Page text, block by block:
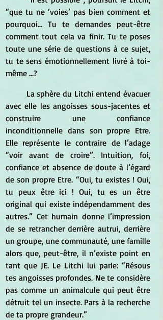
“que tu ne ‘voies’ pas bien comment et
pourquoi... Tu te demandes peut-être
comment tout cela va finir. Tu te poses
toute une série de questions à ce sujet,
tu te sens émotionnellement livré à toi-
même …?
avec elle les angoisses sous-jacentes et
construire une confiance
inconditionnelle dans son propre Etre.
Elle représente le contraire de l’adage
“voir avant de croire”. Intuition, foi,
confiance et absence de doute à l’égard
de son propre Etre. “Oui, tu existes ! Oui,
tu peux être ici ! Oui, tu es un être
original qui existe indépendamment des
autres.” Cet humain donne l’impression
de se retrancher derrière autrui, derrière
un groupe, une communauté, une famille
alors que, peut-être, il n’existe point en
tant que JE. Le Litchi lui parle: “Résous
tes angoisses profondes. Ne te considère
pas comme un animalcule qui peut être
détruit tel un insecte. Pars à la recherche
de ta propre grandeur.”